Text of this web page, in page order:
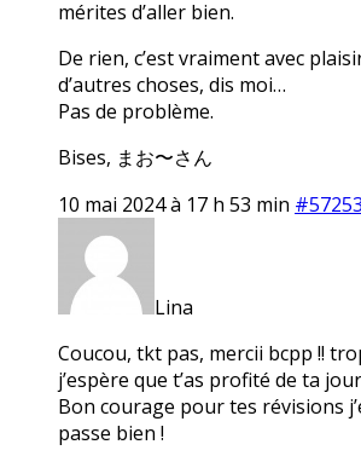
mérites d’aller bien.
De rien, c’est vraiment avec
d’autres choses, dis moi…
Pas de problème.
Bises, まお〜さん
10 mai 2024 à 17 h 53 min #57253
Lina
Coucou, tkt pas, mercii bcpp !!
j’espère que t’as profité de ta
Bon courage pour tes révisions
passe bien !